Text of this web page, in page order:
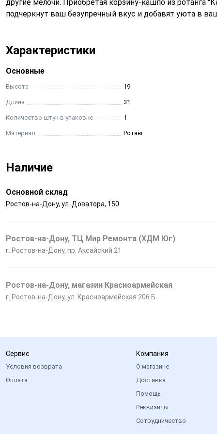
другие мелочи. Приобретая корзину-кашпо из ротанга
подчеркнут ваш безупречный вкус и добавят уюта в
Характеристики
Основные
Высота 19
Длина 31
Количество штук в упаковке 1
Материал Ротанг
Наличие
Основной склад
Ростов-на-Дону, ул. Доватора, 150
Ростов-на-Дону, ТЦ Мир Ремонта (ХДМ Юг)
г. Ростов-на-Дону, пр. Аксайский 21
Ростов-на-Дону, магазин Красноармейская
г. Ростов-на-Дону, ул. Красноармейская 206 Б
Сервис
Условия возврата
Оплата
Компания
О магазине
Доставка
Помощь
Реквизиты
Сотрудничество